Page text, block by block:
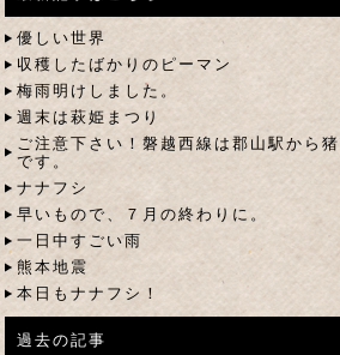
優しい世界
収穫したばかりのピーマン
梅雨明けしました。
週末は萩姫まつり
ご注意下さい！磐越西線は郡山駅から
です。
ナナフシ
早いもので、７月の終わりに。
一日中すごい雨
熊本地震
本日もナナフシ！
過去の記事